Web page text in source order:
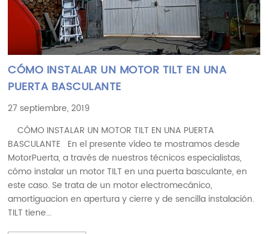
CÓMO INSTALAR UN MOTOR TILT EN UNA
PUERTA BASCULANTE
27 septiembre, 2019
CÓMO INSTALAR UN MOTOR TILT EN UNA PUERTA
BASCULANTE En el presente vídeo te mostramos desde
MotorPuerta, a través de nuestros técnicos especialistas,
cómo instalar un motor TILT en una puerta basculante, en
este caso. Se trata de un motor electromecánico,
amortiguacion en apertura y cierre y de sencilla instalación.
TILT tiene...